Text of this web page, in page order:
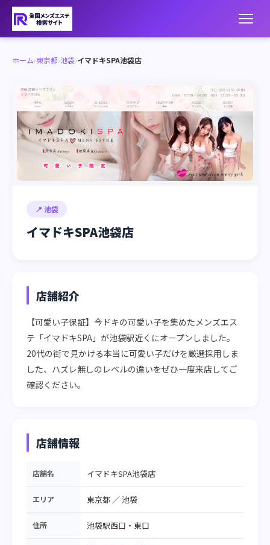
ホーム›東京都›池袋›イマドキSPA池袋店
📍 池袋
イマドキSPA池袋店
店舗紹介
【可愛い子保証】今ドキの可愛い子を集めたメンズエス
テ「イマドキSPA」が池袋駅近くにオープンしました。
20代の街で見かける本当に可愛い子だけを厳選採用しま
した、ハズレ無しのレベルの違いをぜひ一度来店してご
確認ください。
店舗情報
店舗名 イマドキSPA池袋店
エリア 東京都 ／池袋
住所 池袋駅西口・東口